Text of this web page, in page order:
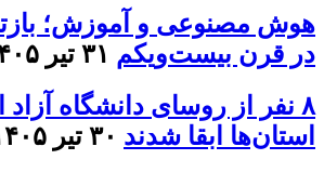
هوش مصنوعی و آموزش؛
در قرن بیست‌ویکم ۳۱ تیر ۱۴۰۵ - ۲۲:۳۰
۸ نفر از روسای دانشگاه
استان‌ها ابقا شدند ۳۰ تیر ۱۴۰۵ - ۱۶:۱۵